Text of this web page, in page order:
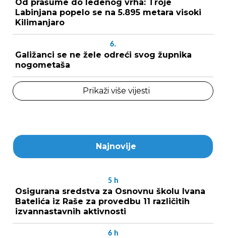
Od prašume do ledenog vrha: Troje
Labinjana popelo se na 5.895 metara visoki
Kilimanjaro
6.
Galižanci se ne žele odreći svog župnika
nogometaša
Prikaži više vijesti
Najnovije
5 h
Osigurana sredstva za Osnovnu školu Ivana
Batelića iz Raše za provedbu 11 različitih
izvannastavnih aktivnosti
6 h